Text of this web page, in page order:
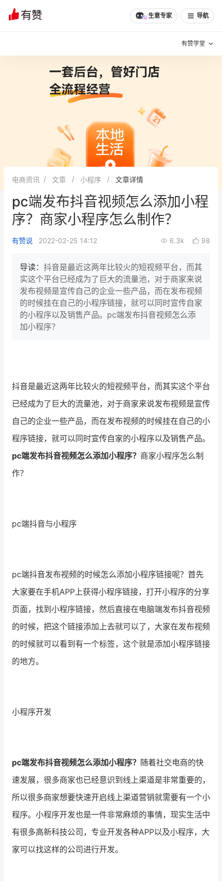
生意专家 导航
有赞学堂
增长方法
有赞专家说
新零售最佳实践
面对面聊增长
新零售大会 新零售茶会
增长产品指南
智库 产品场景库
产品更新动态
培训课程
私域课程 新零售内参
认证服务商 设计服务商
文章 问诊 分享
电商资讯 文章 小程序 文章详情
pc端发布抖音视频怎么添加小程
序？商家小程序怎么制作？
有赞说 2022-02-25 14:12 6.3k 98
导读： 抖音是最近这两年比较火的短视频平台，而其
实这个平台已经成为了巨大的流量池，对于商家来说
发布视频是宣传自己的企业一些产品，而在发布视频
的时候挂在自己的小程序链接，就可以同时宣传自家
的小程序以及销售产品。pc端发布抖音视频怎么添
加小程序？
抖音是最近这两年比较火的短视频平台，而其实这个平台
已经成为了巨大的流量池，对于商家来说发布视频是宣传
自己的企业一些产品，而在发布视频的时候挂在自己的小
程序链接，就可以同时宣传自家的小程序以及销售产品。
pc端发布抖音视频怎么添加小程序？ 商家小程序怎么制
作？
pc端抖音与小程序
pc端抖音发布视频的时候怎么添加小程序链接呢？首先
大家要在手机APP上获得小程序链接，打开小程序的分享
页面，找到小程序链接，然后直接在电脑端发布抖音视频
的时候，把这个链接添加上去就可以了，大家在发布视频
的时候就可以看到有一个标签，这个就是添加小程序链接
的地方。
小程序开发
pc端发布抖音视频怎么添加小程序？ 随着社交电商的快
速发展，很多商家也已经意识到线上渠道是非常重要的，
所以很多商家想要快速开启线上渠道营销就需要有一个小
程序。小程序开发也是一件非常麻烦的事情，现实生活中
有很多高新科技公司，专业开发各种APP以及小程序，大
家可以找这样的公司进行开发。